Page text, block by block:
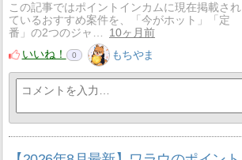
この記事ではポイントインカムに現在掲載され
ているおすすめ案件を、「今がホット」「定
番」の2つのジャ…
10ヶ月前
いいね！
0 もちやま